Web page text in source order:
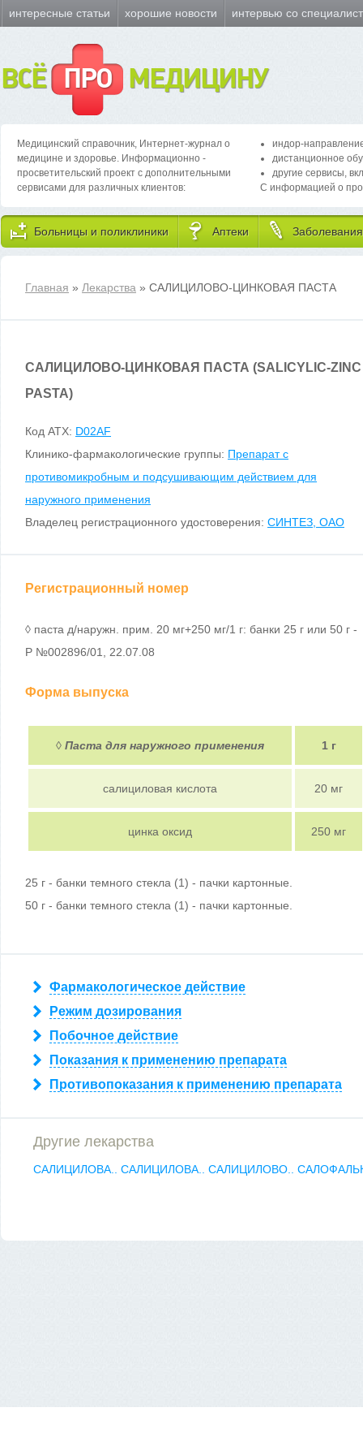
интересные статьи хорошие новости интервью со
ВСЁ ПРО МЕДИЦИНУ
Медицинский справочник, Интернет-журнал о
медицине и здоровье. Информационно -
просветительский проект с дополнительными
сервисами для различных клиентов:
индор-
дистанционное
другие сервисы,
С информацией о
Больницы и поликлиники Аптеки Заболевания
Главная » Лекарства » САЛИЦИЛОВО-ЦИНКОВАЯ ПАСТА
САЛИЦИЛОВО-ЦИНКОВАЯ ПАСТА (SALICYLIC-ZINC
PASTA)
Код ATX: D02AF
Клинико-фармакологические группы: Препарат с
противомикробным и подсушивающим действием для
наружного применения
Владелец регистрационного удостоверения: СИНТЕЗ, ОАО
Регистрационный номер
◊ паста д/наружн. прим. 20 мг+250 мг/1 г: банки 25 г или 50 г -
Р №002896/01, 22.07.08
Форма выпуска
◊ Паста для наружного применения 1 г
салициловая кислота 20 мг
цинка оксид 250 мг
25 г - банки темного стекла (1) - пачки картонные.
50 г - банки темного стекла (1) - пачки картонные.
Фармакологическое действие
Режим дозирования
Побочное действие
Показания к применению препарата
Противопоказания к применению препарата
Другие лекарства
САЛИЦИЛОВА.. САЛИЦИЛОВА.. САЛИЦИЛОВО..